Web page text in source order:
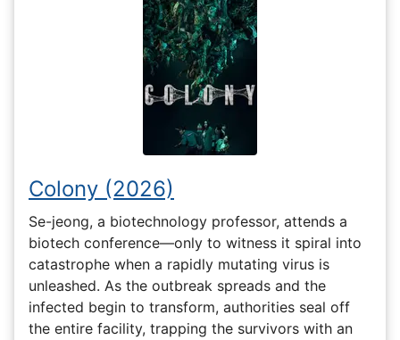
Colony (2026)
Se-jeong, a biotechnology professor, attends a
biotech conference—only to witness it spiral into
catastrophe when a rapidly mutating virus is
unleashed. As the outbreak spreads and the
infected begin to transform, authorities seal off
the entire facility, trapping the survivors with an